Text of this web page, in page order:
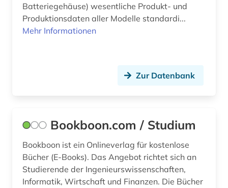
ingenieurwissenschaften (18)
innovation (1)
intelligentes stromnetz (1)
internationale fernmelde-union (2)
internettechnologie (1)
iot (1)
Batteriegehäuse) wesentliche Produkt- und
Produktionsdaten aller Modelle standardi...
Mehr Informationen
Zur Datenbank
Bookboon.com / Studium
Bookboon ist ein Onlineverlag für kostenlose
Bücher (E-Books). Das Angebot richtet sich an
Studierende der Ingenieurswissenschaften,
Informatik, Wirtschaft und Finanzen. Die Bücher